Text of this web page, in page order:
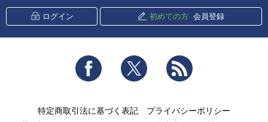
ログイン 初めての方 会員登録
Facebook Twitter
特定商取引法に基づく表記
プライバシーポリシー